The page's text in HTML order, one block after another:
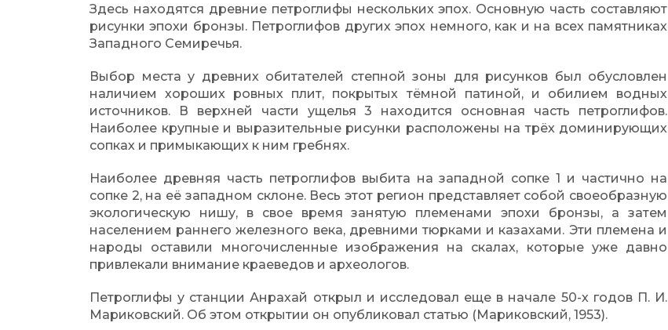
Здесь находятся древние петроглифы нескольких эпох. Основную часть составляют
рисунки эпохи бронзы. Петроглифов других эпох немного, как и на всех памятниках
Западного Семиречья.
Выбор места у древних обитателей степной зоны для рисунков был обусловлен
наличием хороших ровных плит, покрытых тёмной патиной, и обилием водных
источников. В верхней части ущелья 3 находится основная часть петроглифов.
Наиболее крупные и выразительные рисунки расположены на трёх доминирующих
сопках и примыкающих к ним гребнях.
Наиболее древняя часть петроглифов выбита на западной сопке 1 и частично на
сопке 2, на её западном склоне. Весь этот регион представляет собой своеобразную
экологическую нишу, в свое время занятую племенами эпохи бронзы, а затем
населением раннего железного века, древними тюрками и казахами. Эти племена и
народы оставили многочисленные изображения на скалах, которые уже давно
привлекали внимание краеведов и археологов.
Петроглифы у станции Анрахай открыл и исследовал еще в начале 50-х годов П. И.
Мариковский. Об этом открытии он опубликовал статью (Мариковский, 1953).